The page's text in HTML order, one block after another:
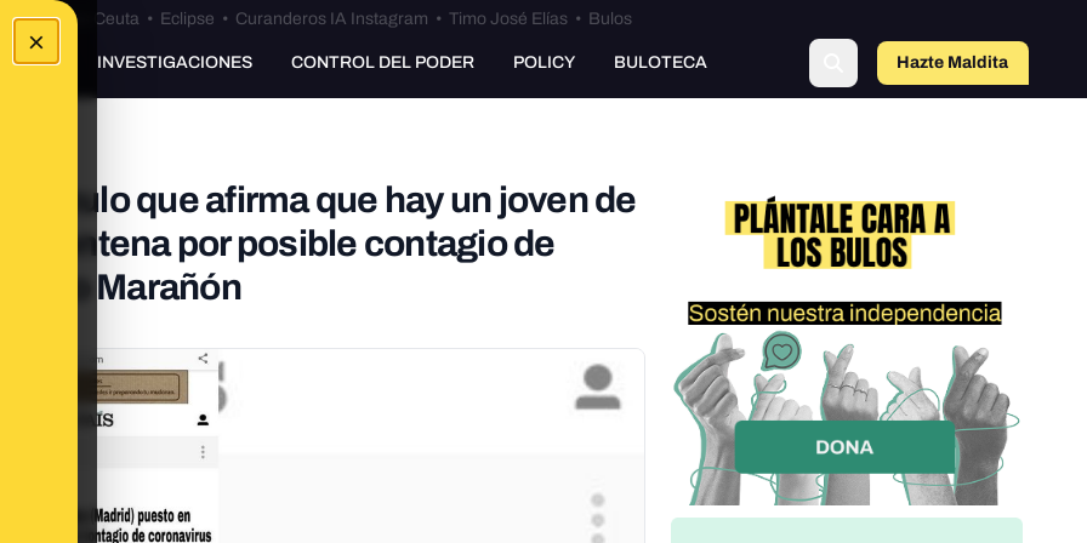
×
•Bulos Ceuta • Eclipse • Curanderos IA Instagram • Timo José Elías • Bulos
INVESTIGACIONES CONTROL DEL PODER POLICY BULOTECA Hazte Maldito
artículo que afirma que hay un joven de
por posible contagio de
Marañón